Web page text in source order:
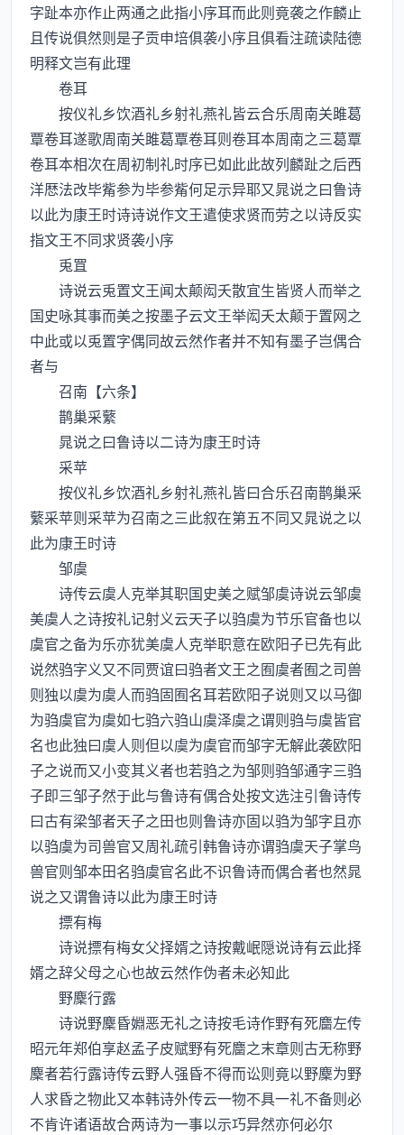
字趾本亦作止两通之此指小序耳而此则竟袭之作麟止
且传说俱然则是子贡申培俱袭小序且俱看注疏读陆德
明释文岂有此理
卷耳
按仪礼乡饮酒礼乡射礼燕礼皆云合乐周南关雎葛
覃卷耳遂歌周南关雎葛覃卷耳则卷耳本周南之三葛覃
卷耳本相次在周初制礼时序已如此此故列麟趾之后西
洋厯法改毕觜参为毕参觜何足示异耶又晁说之曰鲁诗
以此为康王时诗诗说作文王遣使求贤而劳之以诗反实
指文王不同求贤袭小序
兎罝
诗说云兎置文王闻太颠闳夭散宜生皆贤人而举之
国史咏其事而美之按墨子云文王举闳夭太颠于置网之
中此或以兎置字偶同故云然作者并不知有墨子岂偶合
者与
召南【六条】
鹊巢采蘩
晁说之曰鲁诗以二诗为康王时诗
采苹
按仪礼乡饮酒礼乡射礼燕礼皆曰合乐召南鹊巢采
蘩采苹则采苹为召南之三此叙在第五不同又晁说之以
此为康王时诗
邹虞
诗传云虞人克举其职国史美之赋邹虞诗说云邹虞
美虞人之诗按礼记射义云天子以驺虞为节乐官备也以
虞官之备为乐亦犹美虞人克举职意在欧阳子已先有此
说然驺字义又不同贾谊曰驺者文王之囿虞者囿之司兽
则独以虞为虞人而驺固囿名耳若欧阳子说则又以马御
为驺虞官为虞如七驺六驺山虞泽虞之谓则驺与虞皆官
名也此独曰虞人则但以虞为虞官而邹字无解此袭欧阳
子之说而又小变其义者也若驺之为邹则驺邹通字三驺
子即三邹子然于此与鲁诗有偶合处按文选注引鲁诗传
曰古有梁邹者天子之田也则鲁诗亦固以驺为邹字且亦
以驺虞为司兽官又周礼疏引韩鲁诗亦谓驺虞天子掌鸟
兽官则邹本田名驺虞官名此不识鲁诗而偶合者也然晁
说之又谓鲁诗以此为康王时诗
摽有梅
诗说摽有梅女父择婿之诗按戴岷隠说诗有云此择
婿之辞父母之心也故云然作伪者未必知此
野麇行露
诗说野麇昏婣恶无礼之诗按毛诗作野有死麕左传
昭元年郑伯享赵孟子皮赋野有死麕之末章则古无称野
麇者若行露诗传云野人强昏不得而讼则竟以野麇为野
人求昏之物此又本韩诗外传云一物不具一礼不备则必
不肯许诸语故合两诗为一事以示巧异然亦何必尔